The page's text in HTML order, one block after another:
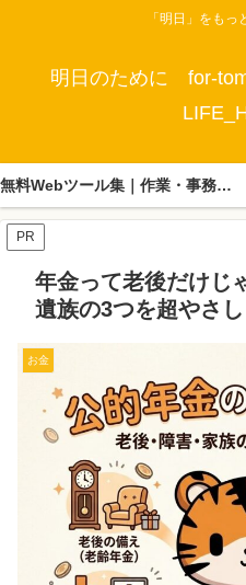
「明日」をも
明日のために for-
無料Webツール集｜作業・事務・生活に便利なツールまとめ
PR
年金って老後だけじ
遺族の3つを超やさ
お金